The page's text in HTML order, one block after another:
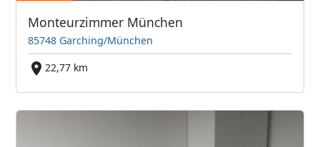
Monteurzimmer München
85748 Garching/München
22,77 km